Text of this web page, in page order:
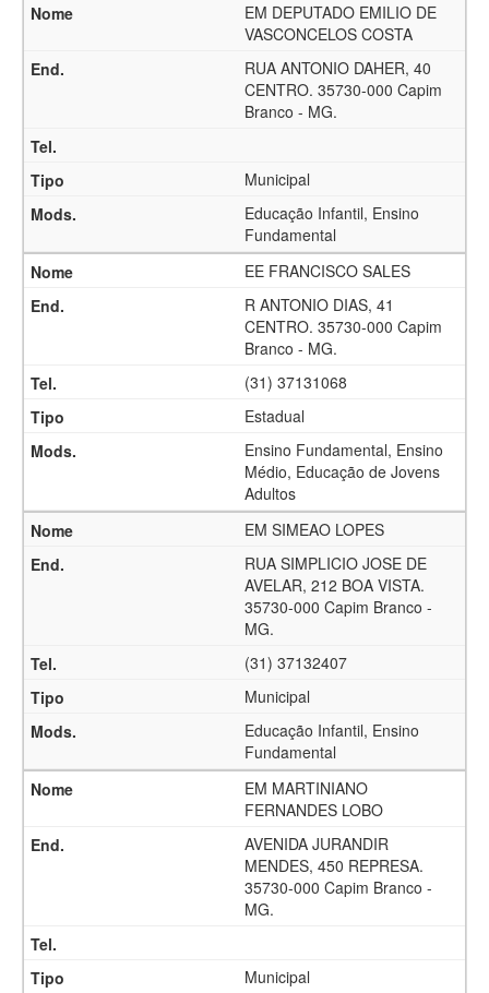
EM DEPUTADO EMILIO DE
VASCONCELOS COSTA
RUA ANTONIO DAHER, 40
CENTRO. 35730-000 Capim
Branco - MG.
Municipal
Educação Infantil, Ensino
Fundamental
EE FRANCISCO SALES
R ANTONIO DIAS, 41
CENTRO. 35730-000 Capim
Branco - MG.
(31) 37131068
Estadual
Ensino Fundamental, Ensino
Médio, Educação de Jovens
Adultos
EM SIMEAO LOPES
RUA SIMPLICIO JOSE DE
AVELAR, 212 BOA VISTA.
35730-000 Capim Branco -
MG.
(31) 37132407
Municipal
Educação Infantil, Ensino
Fundamental
EM MARTINIANO
FERNANDES LOBO
AVENIDA JURANDIR
MENDES, 450 REPRESA.
35730-000 Capim Branco -
MG.
Municipal